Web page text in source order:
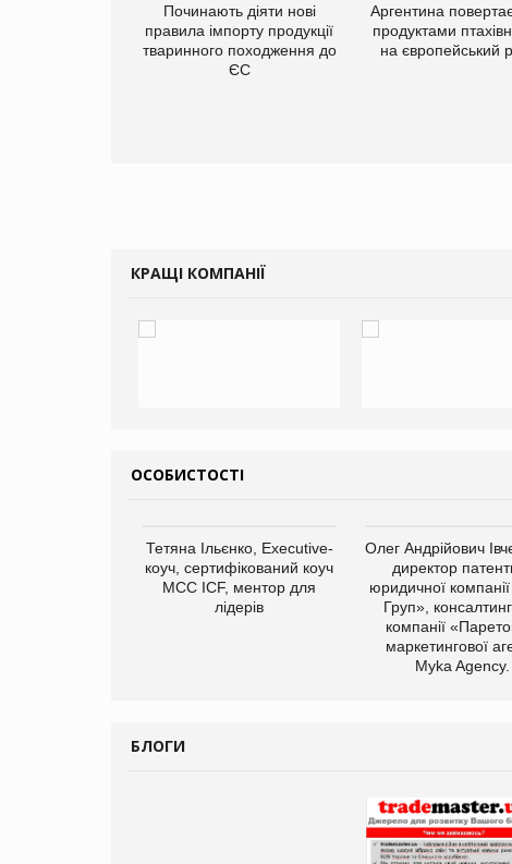
Починають діяти нові
правила імпорту продукції
тваринного походження до
ЄС
Аргентина
продуктами
на європейський
КРАЩІ КОМПАНІЇ
ОСОБИСТОСТІ
Тетяна Ільєнко, Executive-
коуч, сертифікований коуч
МСС ICF, ментор для
лідерів
Олег Андрійович
директор
юридичної
Груп»,
компанії
маркетингової
Myka Agency.
БЛОГИ